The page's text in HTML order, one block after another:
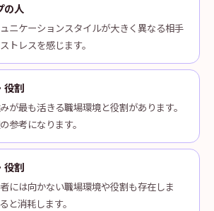
の人
ニケーションスタイルが大きく異なる相手
トレスを感じます。
役割
が最も活きる職場環境と役割があります。
参考になります。
役割
には向かない職場環境や役割も存在しま
と消耗します。